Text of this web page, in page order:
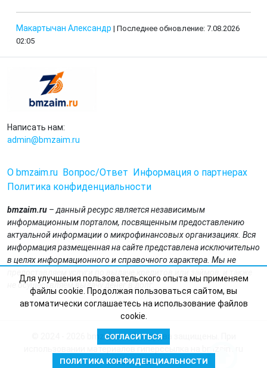
Для улучшения пользовательского опыта мы применяем
файлы cookie. Продолжая пользоваться сайтом, вы
автоматически соглашаетесь на использование файлов
cookie.
СОГЛАСИТЬСЯ
ПОЛИТИКА КОНФИДЕНЦИАЛЬНОСТИ
Макартычан Александр | Последнее обновление: 7.08.2026
02:05
Написать нам:
admin@bmzaim.ru
О bmzaim.ru Вопрос/Ответ Информация о партнерах
Политика конфиденциальности
bmzaim.ru – данный ресурс является независимым
информационным порталом, посвященным предоставлению
актуальной информации о микрофинансовых организациях. Вся
информация размещенная на сайте представлена исключительно
в целях информационного и справочного характера. Мы не
не осуществляем выдачу денег в долг.
© 2024 - 2026 bmzaim.ru. Все права защищены. При
обязательна.